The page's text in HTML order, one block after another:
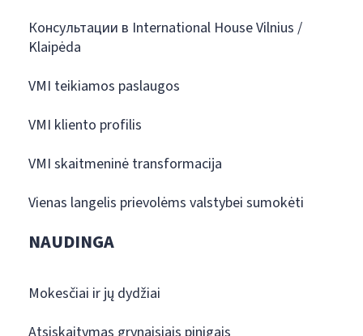
Консультации в International House Vilnius /
Klaipėda
VMI teikiamos paslaugos
VMI kliento profilis
VMI skaitmeninė transformacija
Vienas langelis prievolėms valstybei sumokėti
NAUDINGA
Mokesčiai ir jų dydžiai